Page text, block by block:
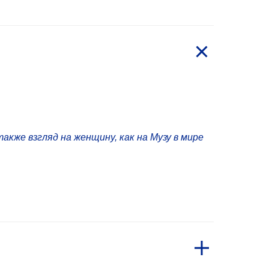
взгляд на женщину, как на Музу в мире